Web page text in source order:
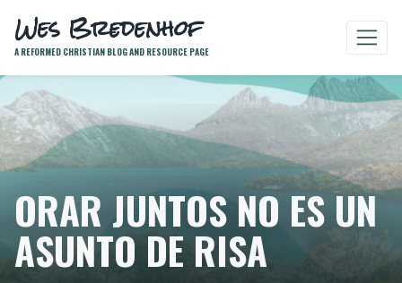
Wes Bredenhof
A REFORMED CHRISTIAN BLOG AND RESOURCE PAGE
ORAR JUNTOS NO ES UN
ASUNTO DE RISA